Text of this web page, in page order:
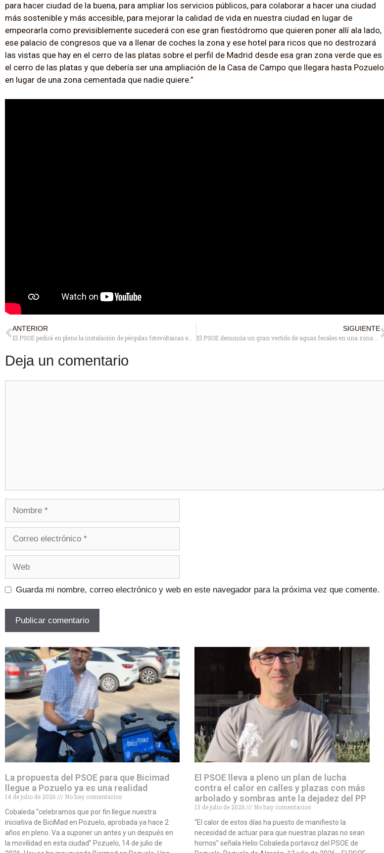
para hacer ciudad de la buena, para ampliar los servicios públicos, para colaborar a hacer una ciudad
más sostenible y más accesible, para mejorar la calidad de vida en nuestra ciudad en lugar de
empeorarla como previsiblemente sucederá con ese gran fiestódromo que quieren poner allí ala lado,
ese palacio de congresos que va a llenar de coches la zona y ese hotel para ricos que no destrozará
las vistas que hay en el cerro de las platas sobre el perfil de Madrid desde esa gran zona verde que es
el cerro de las platas y que debería ser una ampliación de la Casa de Campo que llegara hasta Pozuelo
en lugar de una zona cementada que nadie quiere.”
ANTERIOR
El PSOE pedirá en pleno la instalación de pérgolas fotovoltaicas en algunos aparcamientos públicos
SIGUIENTE
El PSOE denuncia un gran vertido de aguas fecales en una zona verde junto a la M502
Deja un comentario
Guarda mi nombre, correo electrónico y web en este navegador para la próxima vez que comente.
La propuesta del PSOE para que Bicimad
llegue a Pozuelo ya es una realidad
14 de julio de 2026
No hay comentarios
Cobaleda “celebramos que por fin llegue nuestra
iniciativa de BiciMad en Pozuelo, aprobada ya hace 2
años en pleno. Va a suponer un antes y un después en
la movilidad en esta ciudad” Pozuelo, 14 de julio de
El PSOE lleva a pleno un plan de lucha
contra el calor en calles y plazas con más
arbolado y sombras ante la dejadez del PP
13 de julio de 2026
No hay comentarios
“El calor de estos días ha puesto de manifiesto la
necesidad de actuar para que nuestras plazas no sean
hornos” señala Helio Cobaleda portavoz del PSOE de